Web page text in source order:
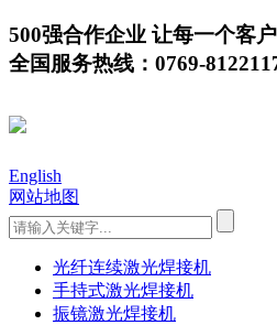
500强合作企业 让每一个客
全国服务热线：0769-
English
网站地图
光纤连续激光焊接机
手持式激光焊接机
振镜激光焊接机